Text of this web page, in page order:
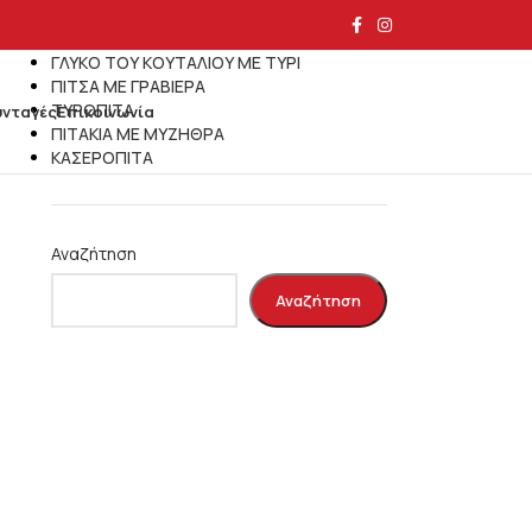
Επικοινωνία
ΓΛΥΚΟ ΤΟΥ ΚΟΥΤΑΛΙΟΥ ΜΕ ΤΥΡΙ
ΠΙΤΣΑ ΜΕ ΓΡΑΒΙΕΡΑ
ΤΥΡΟΠΙΤΑ
ΠΙΤΑΚΙΑ ΜΕ ΜΥΖΗΘΡΑ
ΚΑΣΕΡΟΠΙΤΑ
Αναζήτηση
Αναζήτηση